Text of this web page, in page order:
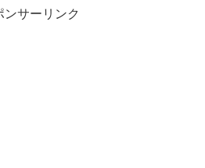
ンサーリンク